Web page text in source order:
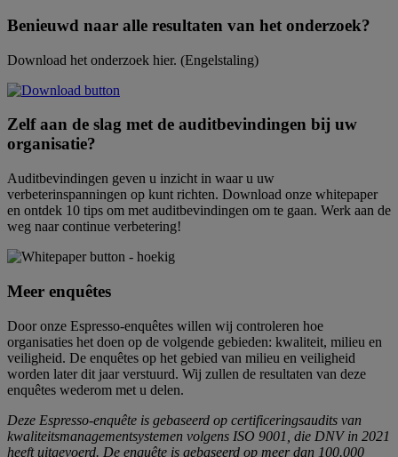
Benieuwd naar alle resultaten van het onderzoek?
Download het onderzoek hier. (Engelstaling)
Zelf aan de slag met de auditbevindingen bij uw
organisatie?
Auditbevindingen geven u inzicht in waar u uw
verbeterinspanningen op kunt richten. Download onze whitepaper
en ontdek 10 tips om met auditbevindingen om te gaan. Werk aan de
weg naar continue verbetering!
Meer enquêtes
Door onze Espresso-enquêtes willen wij controleren hoe
organisaties het doen op de volgende gebieden: kwaliteit, milieu en
veiligheid. De enquêtes op het gebied van milieu en veiligheid
worden later dit jaar verstuurd. Wij zullen de resultaten van deze
enquêtes wederom met u delen.
Deze Espresso-enquête is gebaseerd op certificeringsaudits van
kwaliteitsmanagementsystemen volgens ISO 9001, die DNV in 2021
heeft uitgevoerd. De enquête is gebaseerd op meer dan 100.000